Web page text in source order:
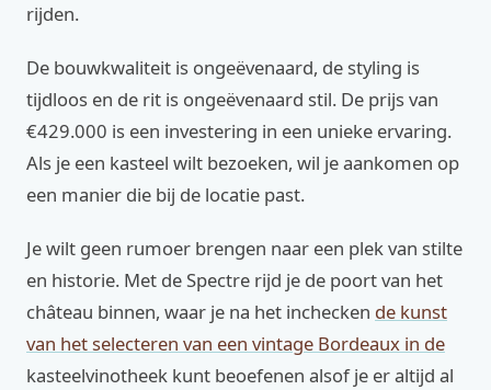
rijden.
De bouwkwaliteit is ongeëvenaard, de styling is
tijdloos en de rit is ongeëvenaard stil. De prijs van
€429.000 is een investering in een unieke ervaring.
Als je een kasteel wilt bezoeken, wil je aankomen op
een manier die bij de locatie past.
Je wilt geen rumoer brengen naar een plek van stilte
en historie. Met de Spectre rijd je de poort van het
château binnen, waar je na het inchecken de kunst
van het selecteren van een vintage Bordeaux in de
kasteelvinotheek kunt beoefenen alsof je er altijd al